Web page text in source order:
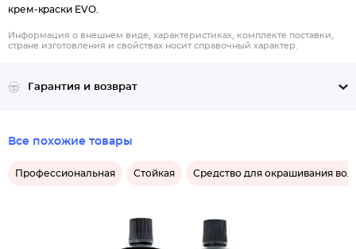
крем-краски EVO.
Информация о внешнем виде, характеристиках, комплекте поставки,
стране изготовления и свойствах носит справочный характер.
Гарантия и возврат
Все похожие товары
Профессиональная Стойкая Средство для окрашивания